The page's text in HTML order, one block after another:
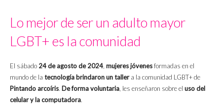
Lo mejor de ser un adulto mayor
LGBT+ es la comunidad
El sábado 24 de agosto de 2024, mujeres jóvenesformadas en el
mundo de la tecnología brindaron un tallera la comunidad LGBT+ de
Pintando arcoíris. De forma voluntaria, les enseñaron sobre el uso del
celular y la computadora.